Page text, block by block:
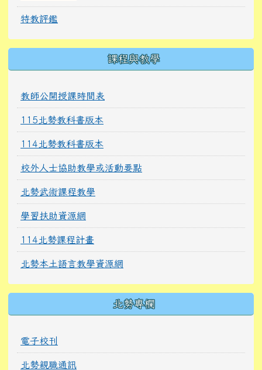
特教評鑑
課程與教學
教師公開授課時間表
115北勢教科書版本
114北勢教科書版本
校外人士協助教學或活動要點
北勢武術課程教學
學習扶助資源網
114北勢課程計畫
北勢本土語言教學資源網
北勢專欄
電子校刊
北勢親職通訊